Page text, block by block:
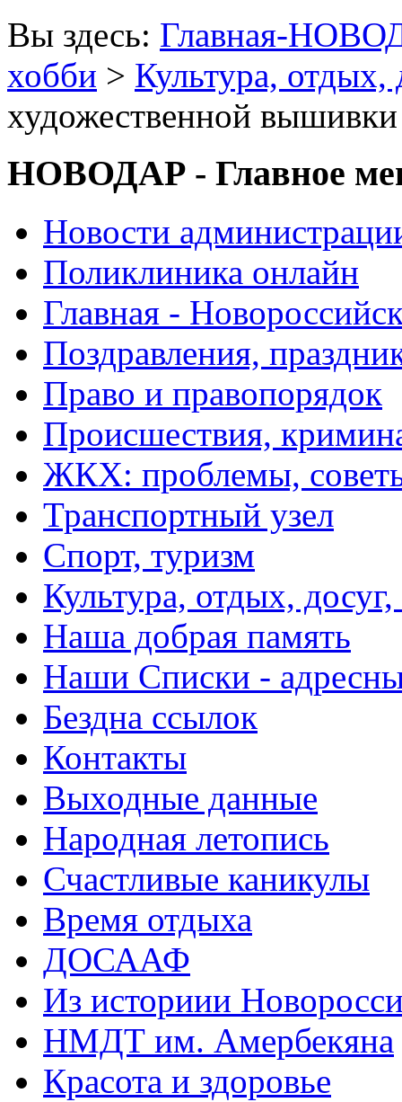
Вы здесь: Главная-
хобби > Культура, отдых,
художественной
НОВОДАР - Главное
Новости
Поликлиника онлайн
Главная -
Поздравления,
Право и правопорядок
Происшествия,
ЖКХ: проблемы,
Транспортный узел
Спорт, туризм
Культура, отдых,
Наша добрая память
Наши Списки -
Бездна ссылок
Контакты
Выходные данные
Народная летопись
Счастливые каникулы
Время отдыха
ДОСААФ
Из историии
НМДТ им. Амербекяна
Красота и здоровье